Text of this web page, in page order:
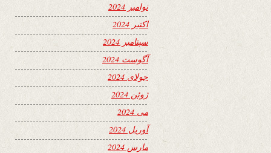
نوامبر 2024
اکتبر 2024
سپتامبر 2024
آگوست 2024
جولای 2024
ژوئن 2024
می 2024
آوریل 2024
مارس 2024